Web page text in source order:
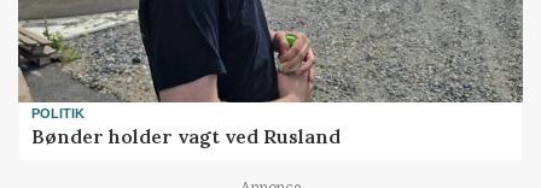
POLITIK
Bønder holder vagt ved Rusland